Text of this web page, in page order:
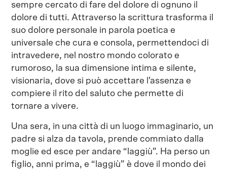
sempre cercato di fare del dolore di ognuno il
dolore di tutti. Attraverso la scrittura trasforma il
suo dolore personale in parola poetica e
universale che cura e consola, permettendoci di
intravedere, nel nostro mondo colorato e
rumoroso, la sua dimensione intima e silente,
visionaria, dove si può accettare l’assenza e
compiere il rito del saluto che permette di
tornare a vivere.
Una sera, in una città di un luogo immaginario, un
padre si alza da tavola, prende commiato dalla
moglie ed esce per andare “laggiù”. Ha perso un
figlio, anni prima, e “laggiù” è dove il mondo dei